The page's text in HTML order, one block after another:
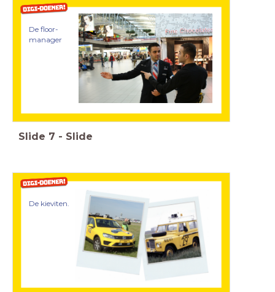
De floor-
manager
Slide 7 - Slide
De kieviten.